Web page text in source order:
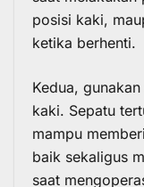
posisi kaki,
ketika berhenti.
Kedua,
kaki. Sepatu
mampu
baik sekaligus
saat